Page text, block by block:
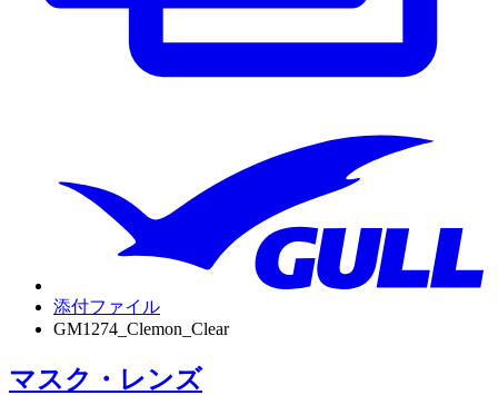
添付ファイル
GM1274_Clemon_Clear
マスク・レンズ